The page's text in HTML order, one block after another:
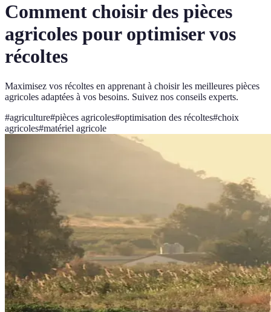
Comment choisir des pièces
agricoles pour optimiser vos
récoltes
Maximisez vos récoltes en apprenant à choisir les meilleures pièces
agricoles adaptées à vos besoins. Suivez nos conseils experts.
#agriculture#pièces agricoles#optimisation des récoltes#choix
agricoles#matériel agricole